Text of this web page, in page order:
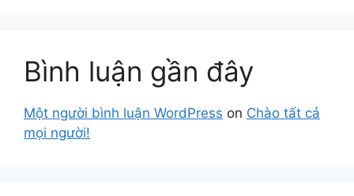
Bình luận gần đây
Một người bình luận WordPress on Chào tất cả
mọi người!